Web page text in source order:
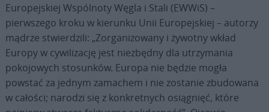
Europejskiej Wspólnoty Węgla i Stali (EWWiS) –
pierwszego kroku w kierunku Unii Europejskiej – autorzy
mądrze stwierdzili: „Zorganizowany i żywotny wkład
Europy w cywilizację jest niezbędny dla utrzymania
pokojowych stosunków. Europa nie będzie mogła
powstać za jednym zamachem i nie zostanie zbudowana
w całości; narodzi się z konkretnych osiągnięć, które